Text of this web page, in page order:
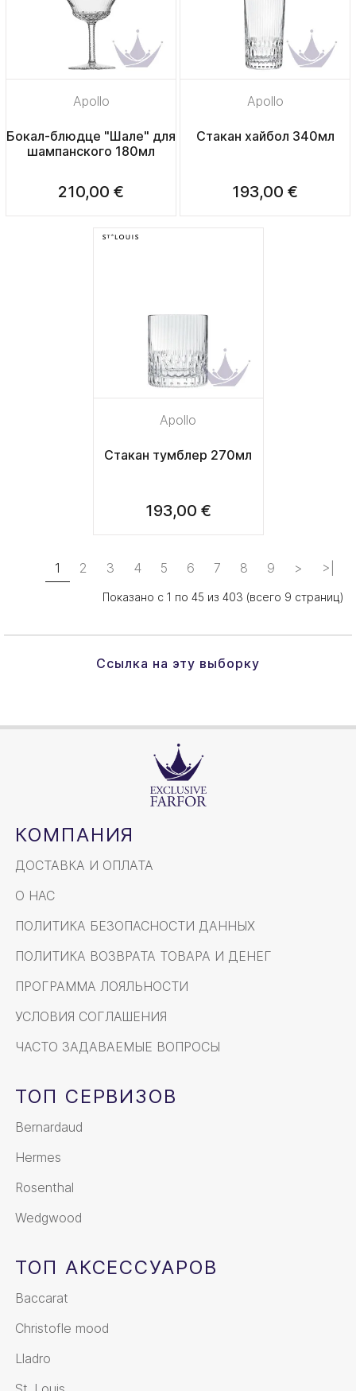
Apollo
Бокал-блюдце "Шале" для
шампанского 180мл
210,00 €
Apollo
Стакан хайбол 340мл
193,00 €
Apollo
Стакан тумблер 270мл
193,00 €
1 2 3 4 5 6 7 8 9 > >|
Показано с 1 по 45 из 403 (всего 9 страниц)
Ссылка на эту выборку
КОМПАНИЯ
ДОСТАВКА И ОПЛАТА
О НАС
ПОЛИТИКА БЕЗОПАСНОСТИ ДАННЫХ
ПОЛИТИКА ВОЗВРАТА ТОВАРА И ДЕНЕГ
ПРОГРАММА ЛОЯЛЬНОСТИ
УСЛОВИЯ СОГЛАШЕНИЯ
ЧАСТО ЗАДАВАЕМЫЕ ВОПРОСЫ
ТОП СЕРВИЗОВ
Bernardaud
Hermes
Rosenthal
Wedgwood
ТОП АКСЕССУАРОВ
Baccarat
Christofle mood
Lladro